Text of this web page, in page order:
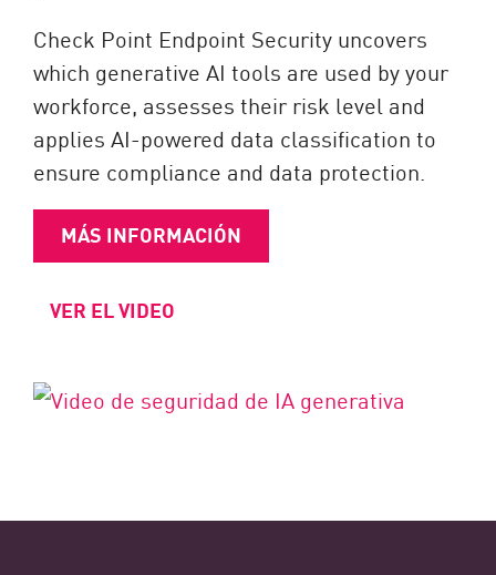
Check Point Endpoint Security uncovers
which generative AI tools are used by your
workforce, assesses their risk level and
applies AI-powered data classification to
ensure compliance and data protection.
MÁS INFORMACIÓN
VER EL VIDEO